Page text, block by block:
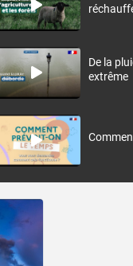
De la
extrême